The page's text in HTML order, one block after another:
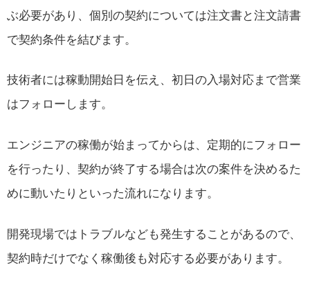
ぶ必要があり、個別の契約については注文書と注文請書
で契約条件を結びます。
技術者には稼動開始日を伝え、初日の入場対応まで営業
はフォローします。
エンジニアの稼働が始まってからは、定期的にフォロー
を行ったり、契約が終了する場合は次の案件を決めるた
めに動いたりといった流れになります。
開発現場ではトラブルなども発生することがあるので、
契約時だけでなく稼働後も対応する必要があります。